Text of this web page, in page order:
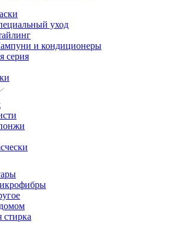
уход
и кондиционеры
серия
стирка